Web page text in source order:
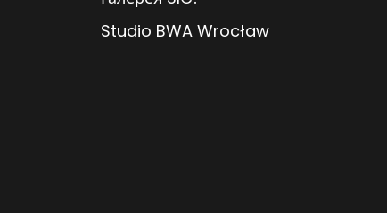
Studio BWA Wrocław